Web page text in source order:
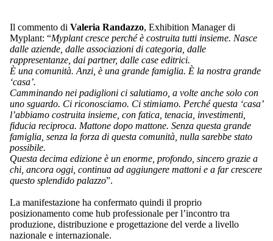
Il commento di Valeria Randazzo, Exhibition Manager di
Myplant: “Myplant cresce perché è costruita tutti insieme. Nasce
dalle aziende, dalle associazioni di categoria, dalle
rappresentanze, dai partner, dalle case editrici.
È una comunità. Anzi, è una grande famiglia. È la nostra grande
‘casa’.
Camminando nei padiglioni ci salutiamo, a volte anche solo con
uno sguardo. Ci riconosciamo. Ci stimiamo. Perché questa ‘casa’
l’abbiamo costruita insieme, con fatica, tenacia, investimenti,
fiducia reciproca. Mattone dopo mattone. Senza questa grande
famiglia, senza la forza di questa comunità, nulla sarebbe stato
possibile.
Questa decima edizione è un enorme, profondo, sincero grazie a
chi, ancora oggi, continua ad aggiungere mattoni e a far crescere
questo splendido palazzo”.
La manifestazione ha confermato quindi il proprio
posizionamento come hub professionale per l’incontro tra
produzione, distribuzione e progettazione del verde a livello
nazionale e internazionale.